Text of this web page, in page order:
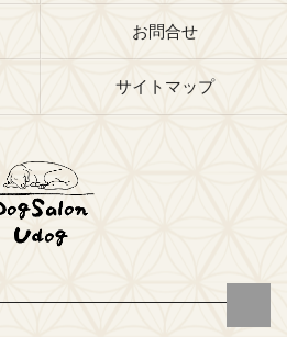
お問合せ
サイトマップ